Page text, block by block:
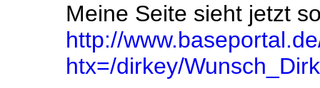
Meine Seite sieht jetzt
http://
htx=/dirkey/